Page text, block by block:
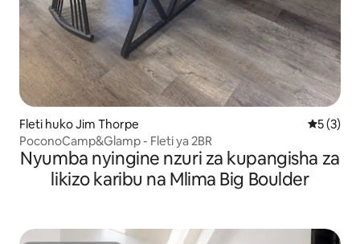
Fleti huko Jim Thorpe
5 (3)
PoconoCamp&Glamp - Fleti ya 2BR
Nyumba nyingine nzuri za kupangisha za
likizo karibu na Mlima Big Boulder